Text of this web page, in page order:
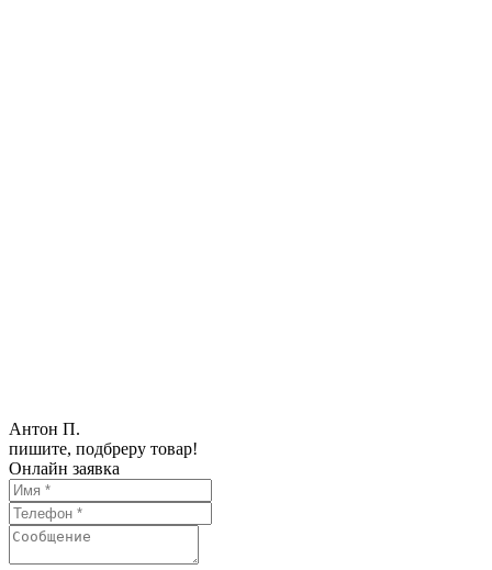
Антон П.
пишите, подбреру товар!
Онлайн заявка